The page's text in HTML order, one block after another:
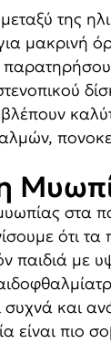
της
μακρινή
βλέπουν
στα
ότι
παιδιά
συχνά και
είναι πιο